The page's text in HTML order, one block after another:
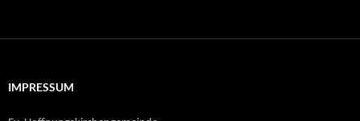
IMPRESSUM